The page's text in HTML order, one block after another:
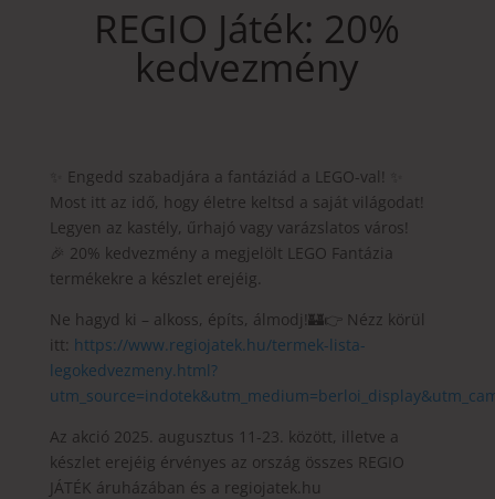
REGIO Játék: 20%
kedvezmény
✨ Engedd szabadjára a fantáziád a LEGO-val! ✨
Most itt az idő, hogy életre keltsd a saját világodat!
Legyen az kastély, űrhajó vagy varázslatos város!
🎉 20% kedvezmény a megjelölt LEGO Fantázia
termékekre a készlet erejéig.
Ne hagyd ki – alkoss, építs, álmodj!🏰👉 Nézz körül
itt: https://www.regiojatek.hu/termek-lista-
legokedvezmeny.html?
Az akció 2025. augusztus 11-23. között, illetve a
készlet erejéig érvényes az ország összes REGIO
JÁTÉK áruházában és a regiojatek.hu